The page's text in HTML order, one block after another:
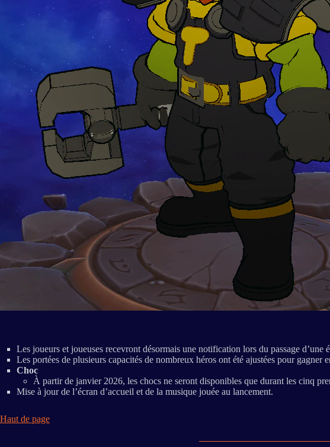
Les joueurs et joueuses recevront désormais une notification lors du passage
Les portées de plusieurs capacités de nombreux héros ont été ajustées pour
Choc
À partir de janvier 2026, les chocs ne seront disponibles que durant les cinq
Mise à jour de l’écran d’accueil et de la musique jouée au lancement.
Haut de page